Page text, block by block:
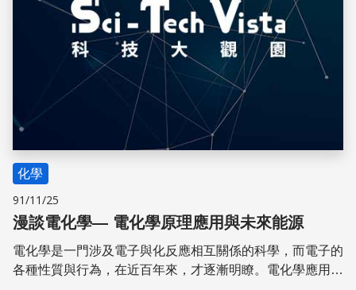
化學
91/11/25
漫談電化學— 電化學原理應用與未來能源
電化學是一門涉及電子與化反應相互關係的科學，而電子的
各種性質與行為，在近百年來，才逐漸明瞭。電化學應用在